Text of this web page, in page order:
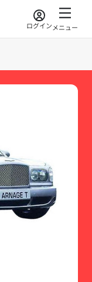
ログインメニュー